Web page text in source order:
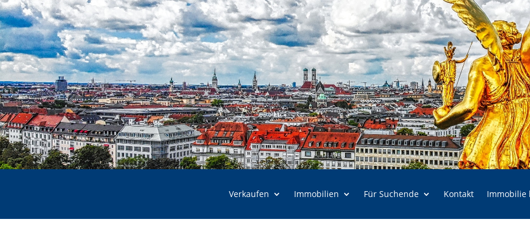
Verkaufen Immobilien Für Suchende Kontakt Immobilie